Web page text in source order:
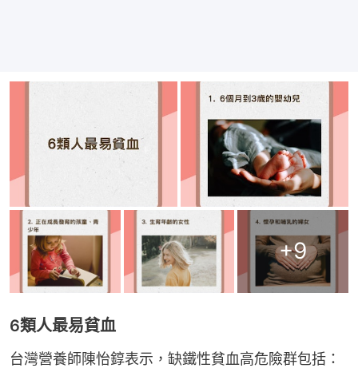
+9
6類人最易貧血
台灣營養師陳怡錞表示，缺鐵性貧血高危險群包括：